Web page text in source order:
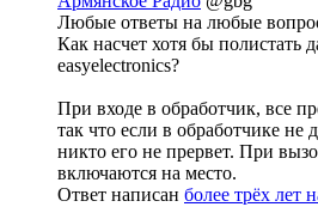
Любые ответы на любые
Как насчет хотя бы полистать
easyelectronics?
При входе в обработчик, все
так что если в обработчике не
никто его не прервет. При
включаются на место.
Ответ написан более трёх лет